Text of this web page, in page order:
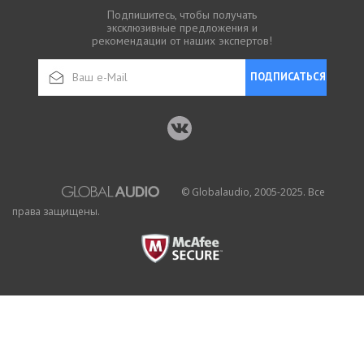
Подпишитесь, чтобы получать
эксклюзивные предложения и
рекомендации от наших экспертов!
ПОДПИСАТЬСЯ
© Globalaudio, 2005-2025. Все
права защищены.